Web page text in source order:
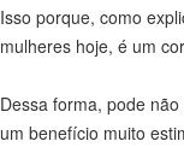
Isso porque, como
mulheres hoje, é um
Dessa forma, pode
um benefício muito